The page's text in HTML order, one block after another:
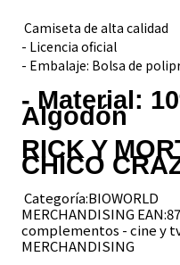
Camiseta de alta calidad
- Licencia oficial
- Embalaje: Bolsa de
- Material:
Algodón
RICK Y
CHICO
Categoría:BIOWORLD
MERCHANDISING
complementos - cine y tv
MERCHANDISING